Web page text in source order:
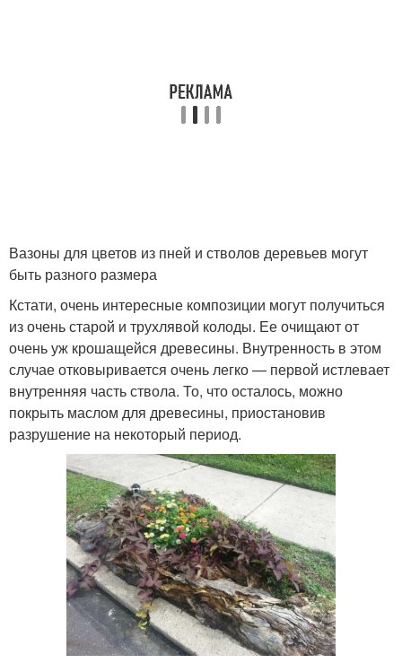
Вазоны для цветов из пней и стволов деревьев могут
быть разного размера
Кстати, очень интересные композиции могут получиться
из очень старой и трухлявой колоды. Ее очищают от
очень уж крошащейся древесины. Внутренность в этом
случае отковыривается очень легко — первой истлевает
внутренняя часть ствола. То, что осталось, можно
покрыть маслом для древесины, приостановив
разрушение на некоторый период.